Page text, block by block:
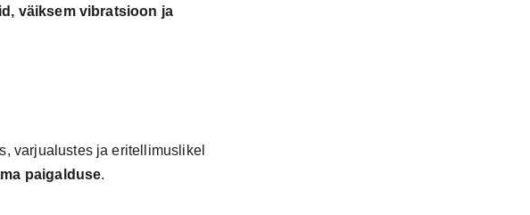
väiksem vibratsioon ja
varjualustes ja eritellimuslikel
paigalduse.